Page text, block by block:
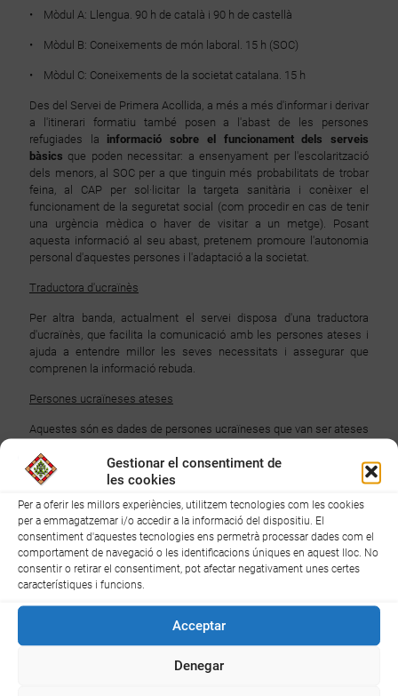
Gestionar el consentiment de
les cookies
Per a oferir les millors experiències, utilitzem tecnologies com les cookies
per a emmagatzemar i/o accedir a la informació del dispositiu. El
consentiment d'aquestes tecnologies ens permetrà processar dades com el
comportament de navegació o les identificacions úniques en aquest lloc. No
consentir o retirar el consentiment, pot afectar negativament unes certes
característiques i funcions.
Acceptar
Denegar
• Mòdul A: Llengua. 90 h de català i 90 h de castellà
• Mòdul B: Coneixements de món laboral. 15 h (SOC)
• Mòdul C: Coneixements de la societat catalana. 15 h
Des del Servei de Primera Acollida, a més a més d'informar i derivar
a l'itinerari formatiu també posen a l'abast de les persones
refugiades la informació sobre el funcionament dels serveis
bàsics que poden necessitar: a ensenyament per l'escolarització
dels menors, al SOC per a que tinguin més probabilitats de trobar
feina, al CAP per sol·licitar la targeta sanitària i conèixer el
funcionament de la seguretat social (com procedir en cas de tenir
una urgència mèdica o haver de visitar a un metge). Posant
aquesta informació al seu abast, pretenem promoure l'autonomia
personal d'aquestes persones i l'adaptació a la societat.
Traductora d'ucraïnès
Per altra banda, actualment el servei disposa d'una traductora
d'ucraïnès, que facilita la comunicació amb les persones ateses i
ajuda a entendre millor les seves necessitats i assegurar que
comprenen la informació rebuda.
Persones ucraïneses ateses
Aquestes són es dades de persones ucraïneses que van ser ateses
POBLACIÓ
NÚMERO
D'ADULTS
NÚMERO DE
MENORS D'EDAT
Arbolí 1 0
Castellvell del Camp 3 3
La Selva del Camp 46 38